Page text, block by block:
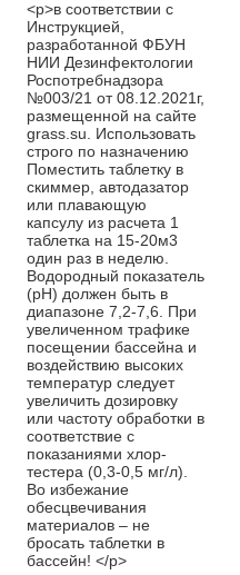
<p>в соответствии с
Инструкцией,
разработанной ФБУН
НИИ Дезинфектологии
Роспотребнадзора
№003/21 от 08.12.2021г,
размещенной на сайте
grass.su. Использовать
строго по назначению
Поместить таблетку в
скиммер, автодазатор
или плавающую
капсулу из расчета 1
таблетка на 15-20м3
один раз в неделю.
Водородный показатель
(pH) должен быть в
диапазоне 7,2-7,6. При
увеличенном трафике
посещении бассейна и
воздействию высоких
температур следует
увеличить дозировку
или частоту обработки в
соответствие с
показаниями хлор-
тестера (0,3-0,5 мг/л).
Во избежание
обесцвечивания
материалов – не
бросать таблетки в
бассейн! </p>